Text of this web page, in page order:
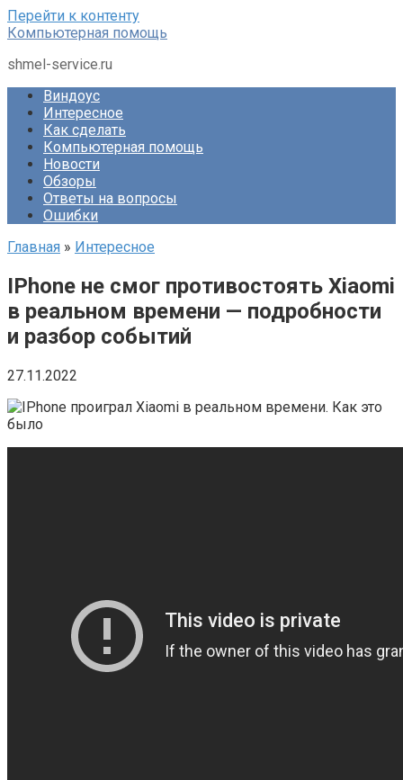
Перейти к контенту
Компьютерная помощь
shmel-service.ru
Виндоус
Интересное
Как сделать
Компьютерная помощь
Новости
Обзоры
Ответы на вопросы
Ошибки
Главная » Интересное
IPhone не смог противостоять Xiaomi
в реальном времени — подробности
и разбор событий
27.11.2022